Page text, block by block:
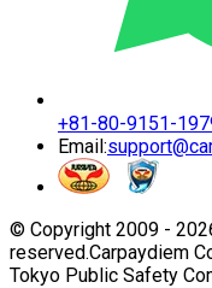
+81-80-9151-
Email:
© Copyright 2009 -
reserved.Carpaydiem
Tokyo Public Safety